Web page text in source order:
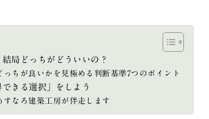
局どっちがどういいの？
ちが良いかを見極める判断基準7つのポイント
きる選択」をしよう
なろ建築工房が伴走します